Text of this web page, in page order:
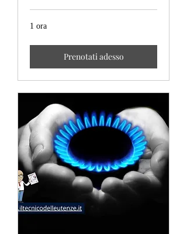
1 ora
Prenotati adesso